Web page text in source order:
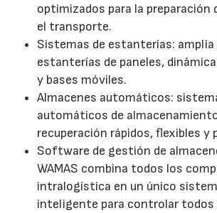
optimizados para la preparación
el transporte.
Sistemas de estanterías:
estanterías de paneles,
y bases móviles.
Almacenes automáticos:
automáticos de
recuperación rápidos, flexibles y
Software de gestión de
WAMAS combina todos los
intralogística en un único
inteligente para controlar todos